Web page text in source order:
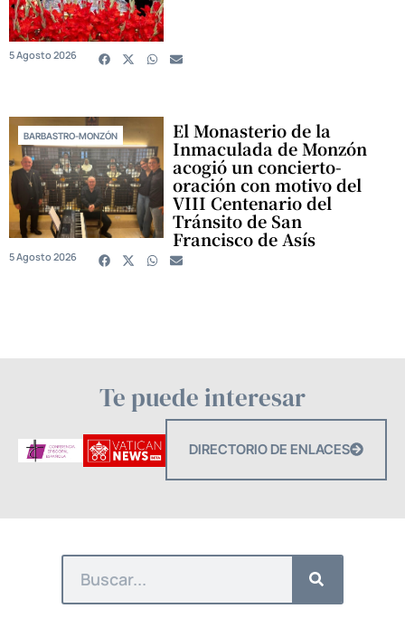
5 Agosto 2026
BARBASTRO-MONZÓN El Monasterio de la
Inmaculada de Monzón
acogió un concierto-
oración con motivo del
VIII Centenario del
Tránsito de San
Francisco de Asís
5 Agosto 2026
Te puede interesar
DIRECTORIO DE ENLACES